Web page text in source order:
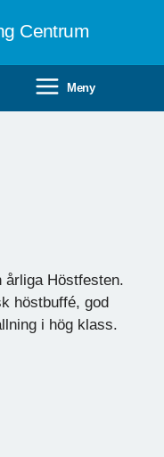
Centrum
Meny
årliga Höstfesten.
höstbuffé, god
i hög klass.